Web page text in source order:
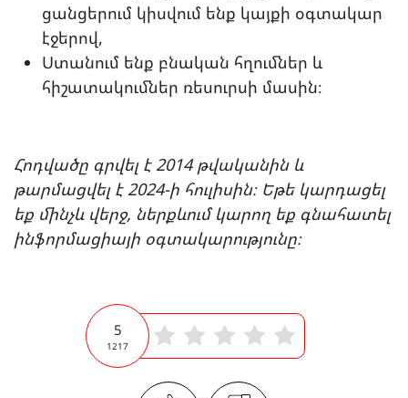
ցանցերում կիսվում ենք կայքի օգտակար
էջերով,
Ստանում ենք բնական հղումներ և
հիշատակումներ ռեսուրսի մասին։
Հոդվածը գրվել է 2014 թվականին և
թարմացվել է 2024-ի հուլիսին։ Եթե կարդացել
եք մինչև վերջ, ներքևում կարող եք գնահատել
ինֆորմացիայի օգտակարությունը։
1217
5